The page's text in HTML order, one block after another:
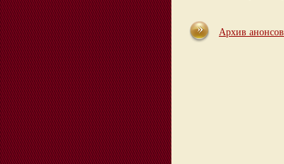
Архив анонсов